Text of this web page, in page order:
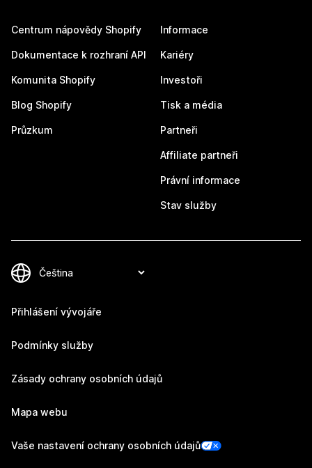
Centrum nápovědy Shopify
Dokumentace k rozhraní API
Komunita Shopify
Blog Shopify
Průzkum
Informace
Kariéry
Investoři
Tisk a média
Partneři
Affiliate partneři
Právní informace
Stav služby
Přihlášení vývojáře
Podmínky služby
Zásady ochrany osobních údajů
Mapa webu
Vaše nastavení ochrany osobních údajů